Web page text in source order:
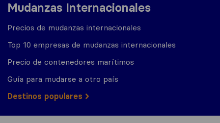
Mudanzas Internacionales
Precios de mudanzas internacionales
Top 10 empresas de mudanzas internacionales
Precio de contenedores marítimos
Guía para mudarse a otro país
Destinos populares